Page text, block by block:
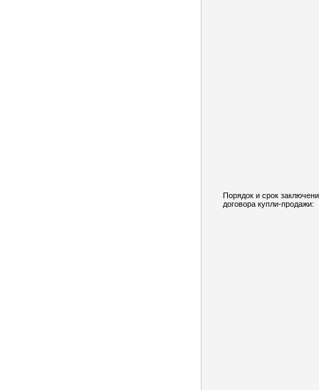
Порядок и срок
договора купли-продажи: